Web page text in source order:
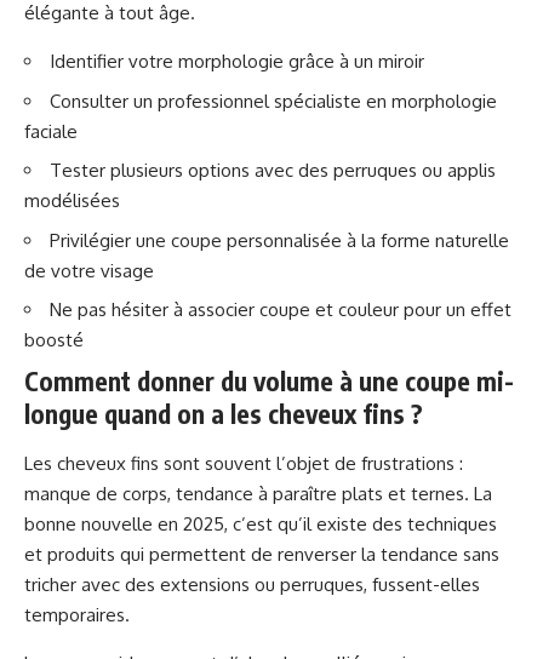
élégante à tout âge.
Identifier votre morphologie grâce à un miroir
Consulter un professionnel spécialiste en morphologie
faciale
Tester plusieurs options avec des perruques ou applis
modélisées
Privilégier une coupe personnalisée à la forme naturelle
de votre visage
Ne pas hésiter à associer coupe et couleur pour un effet
boosté
Comment donner du volume à une coupe mi-
longue quand on a les cheveux fins ?
Les cheveux fins sont souvent l’objet de frustrations :
manque de corps, tendance à paraître plats et ternes. La
bonne nouvelle en 2025, c’est qu’il existe des techniques
et produits qui permettent de renverser la tendance sans
tricher avec des extensions ou perruques, fussent-elles
temporaires.